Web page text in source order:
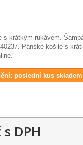
s krátkým rukávem.
Pánské košile s
poslední kus
s DPH